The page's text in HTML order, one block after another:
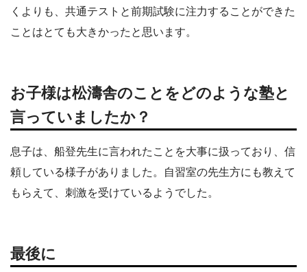
くよりも、共通テストと前期試験に注力することができた
ことはとても大きかったと思います。
お子様は松濤舎のことをどのような塾と
言っていましたか？
息子は、船登先生に言われたことを大事に扱っており、信
頼している様子がありました。自習室の先生方にも教えて
もらえて、刺激を受けているようでした。
最後に